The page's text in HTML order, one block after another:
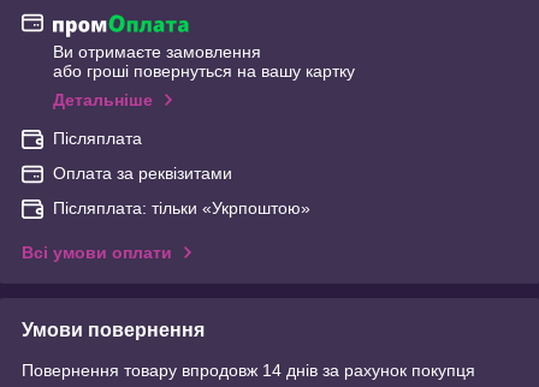
Ви отримаєте замовлення
або гроші повернуться на вашу картку
Детальніше
Післяплата
Оплата за реквізитами
Післяплата: тільки «Укрпоштою»
Всі умови оплати
Умови повернення
Повернення товару впродовж 14 днів за рахунок покупця